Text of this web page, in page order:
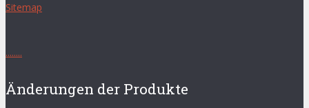
Sitemap
........
Änderungen der Produkte